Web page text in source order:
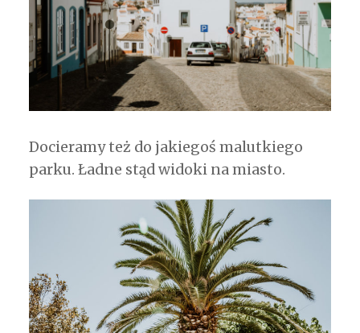
Docieramy też do jakiegoś malutkiego
parku. Ładne stąd widoki na miasto.